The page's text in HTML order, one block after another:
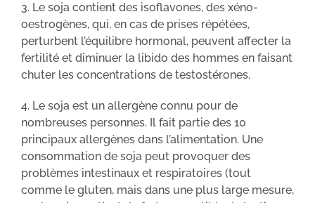
3. Le soja contient des isoflavones, des xéno-
oestrogènes, qui, en cas de prises répétées,
perturbent l’équilibre hormonal, peuvent affecter la
fertilité et diminuer la libido des hommes en faisant
chuter les concentrations de testostérones.
4. Le soja est un allergène connu pour de
nombreuses personnes. Il fait partie des 10
principaux allergènes dans l’alimentation. Une
consommation de soja peut provoquer des
problèmes intestinaux et respiratoires (tout
comme le gluten, mais dans une plus large mesure,